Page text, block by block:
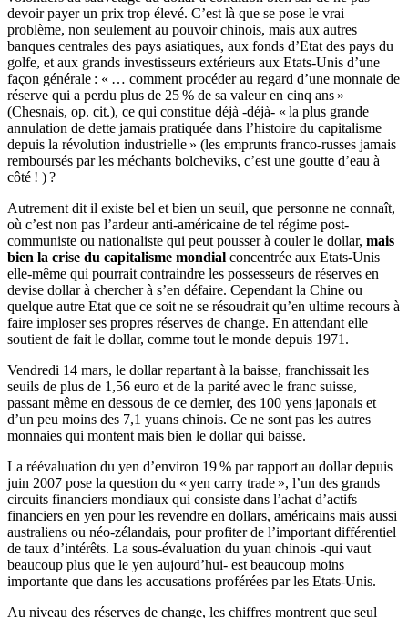
devoir payer un prix trop élevé. C’est là que se pose le vrai
problème, non seulement au pouvoir chinois, mais aux autres
banques centrales des pays asiatiques, aux fonds d’Etat des pays du
golfe, et aux grands investisseurs extérieurs aux Etats-Unis d’une
façon générale : « … comment procéder au regard d’une monnaie de
réserve qui a perdu plus de 25 % de sa valeur en cinq ans »
(Chesnais, op. cit.), ce qui constitue déjà -déjà- « la plus grande
annulation de dette jamais pratiquée dans l’histoire du capitalisme
depuis la révolution industrielle » (les emprunts franco-russes jamais
remboursés par les méchants bolcheviks, c’est une goutte d’eau à
côté ! ) ?
Autrement dit il existe bel et bien un seuil, que personne ne connaît,
où c’est non pas l’ardeur anti-américaine de tel régime post-
communiste ou nationaliste qui peut pousser à couler le dollar, mais
bien la crise du capitalisme mondial concentrée aux Etats-Unis
elle-même qui pourrait contraindre les possesseurs de réserves en
devise dollar à chercher à s’en défaire. Cependant la Chine ou
quelque autre Etat que ce soit ne se résoudrait qu’en ultime recours à
faire imploser ses propres réserves de change. En attendant elle
soutient de fait le dollar, comme tout le monde depuis 1971.
Vendredi 14 mars, le dollar repartant à la baisse, franchissait les
seuils de plus de 1,56 euro et de la parité avec le franc suisse,
passant même en dessous de ce dernier, des 100 yens japonais et
d’un peu moins des 7,1 yuans chinois. Ce ne sont pas les autres
monnaies qui montent mais bien le dollar qui baisse.
La réévaluation du yen d’environ 19 % par rapport au dollar depuis
juin 2007 pose la question du « yen carry trade », l’un des grands
circuits financiers mondiaux qui consiste dans l’achat d’actifs
financiers en yen pour les revendre en dollars, américains mais aussi
australiens ou néo-zélandais, pour profiter de l’important différentiel
de taux d’intérêts. La sous-évaluation du yuan chinois -qui vaut
beaucoup plus que le yen aujourd’hui- est beaucoup moins
importante que dans les accusations proférées par les Etats-Unis.
Au niveau des réserves de change, les chiffres montrent que seul